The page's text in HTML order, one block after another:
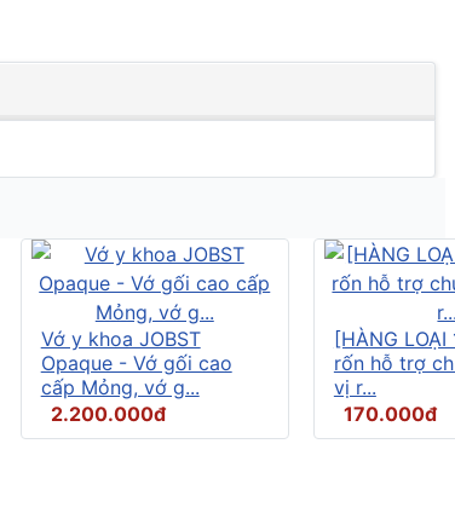
Vớ y khoa JOBST
Opaque - Vớ gối cao
cấp Mỏng, vớ g...
2.200.000đ
[HÀNG
rốn hỗ trợ
vị r...
170.000đ